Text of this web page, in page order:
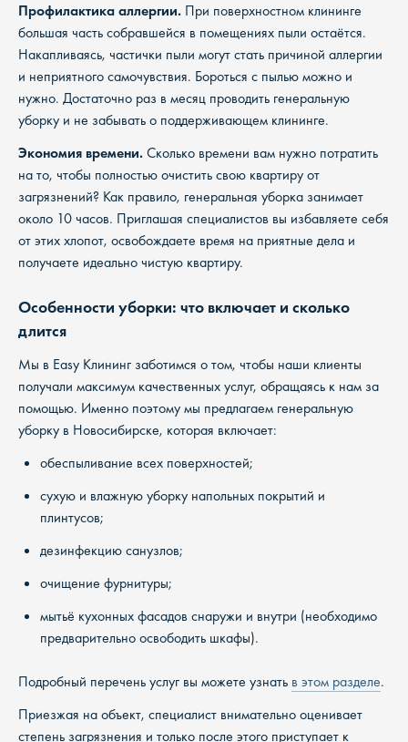
Профилактика аллергии. При поверхностном клининге
большая часть собравшейся в помещениях пыли остаётся.
Накапливаясь, частички пыли могут стать причиной аллергии
и неприятного самочувствия. Бороться с пылью можно и
нужно. Достаточно раз в месяц проводить генеральную
уборку и не забывать о поддерживающем клининге.
Экономия времени.Сколько времени вам нужно потратить
на то, чтобы полностью очистить свою квартиру от
загрязнений? Как правило, генеральная уборка занимает
около 10 часов. Приглашая специалистов вы избавляете себя
от этих хлопот, освобождаете время на приятные дела и
получаете идеально чистую квартиру.
Особенности уборки: что включает и сколько
длится
Мы в Easy Клининг заботимся о том, чтобы наши клиенты
получали максимум качественных услуг, обращаясь к нам за
помощью. Именно поэтому мы предлагаем генеральную
уборку в Новосибирске, которая включает:
обеспыливание всех поверхностей;
сухую и влажную уборку напольных покрытий и
плинтусов;
дезинфекцию санузлов;
очищение фурнитуры;
мытьё кухонных фасадов снаружи и внутри (необходимо
предварительно освободить шкафы).
Подробный перечень услуг вы можете узнать в этом разделе.
Приезжая на объект, специалист внимательно оценивает
степень загрязнения и только после этого приступает к